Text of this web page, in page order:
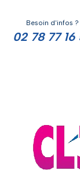
Besoin d'infos ?
02 78 77 16